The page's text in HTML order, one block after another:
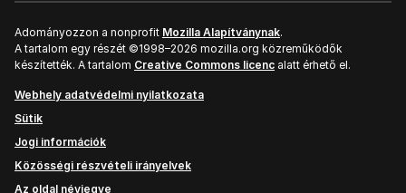
Adományozzon a nonprofit Mozilla Alapítványnak.
A tartalom egy részét ©1998–2026 mozilla.org közreműködők
készítették. A tartalom Creative Commons licenc alatt érhető el.
Webhely adatvédelmi nyilatkozata
Sütik
Jogi információk
Közösségi részvételi irányelvek
Az oldal névjegye